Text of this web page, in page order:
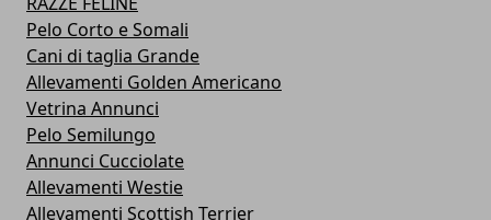
Pelo Corto e Somali
Cani di taglia Grande
Allevamenti Golden Americano
Vetrina Annunci
Pelo Semilungo
Annunci Cucciolate
Allevamenti Westie
Allevamenti Scottish Terrier